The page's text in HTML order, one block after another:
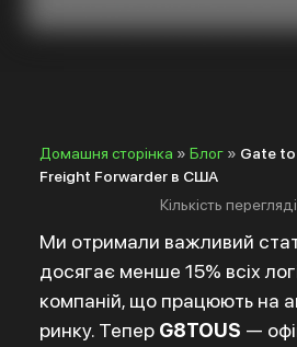
Домашня сторінка » Блог » Gate to
Freight Forwarder в США
Кількість
Ми отримали важливий
досягає менше 15% всіх
компаній, що працюють на
ринку. Тепер G8TOUS —